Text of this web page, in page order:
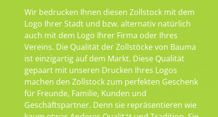
Wir bedrucken Ihnen diesen Zollstock mit dem
Logo Ihrer Stadt und bzw. alternativ natürlich
auch mit dem Logo Ihrer Firma oder Ihres
Vereins. Die Qualität der Zollstöcke von Bauma
ist einzigartig auf dem Markt. Diese Qualität
gepaart mit unseren Drucken Ihres Logos
machen den Zollstock zum perfekten Geschenk
für Freunde, Familie, Kunden und
Geschäftspartner. Denn sie repräsentieren wie